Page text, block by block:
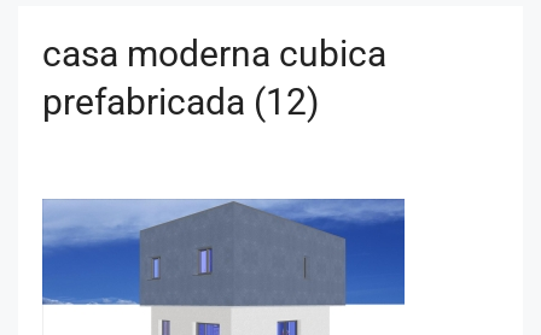
casa moderna cubica
prefabricada (12)